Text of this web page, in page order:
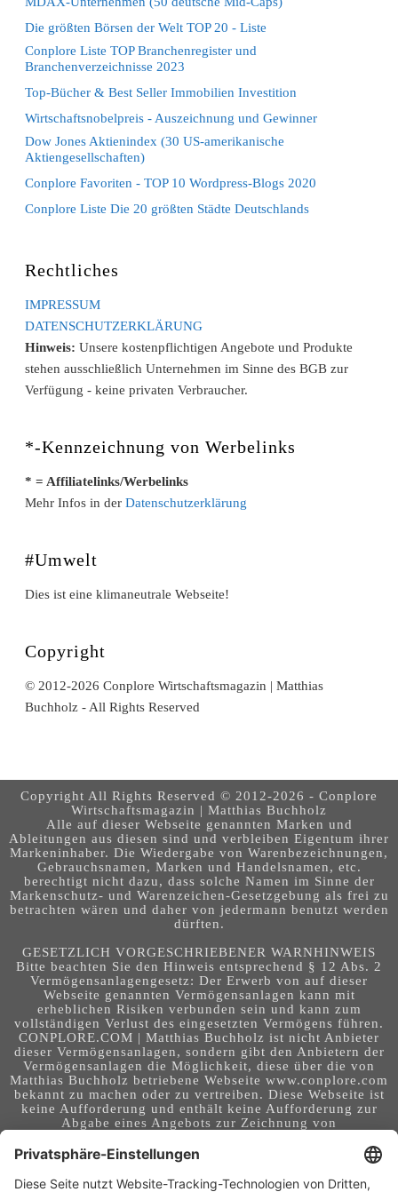
Die größten Börsen der Welt TOP 20 - Liste
Conplore Liste TOP Branchenregister und
Branchenverzeichnisse 2023
Top-Bücher & Best Seller Immobilien Investition
Wirtschaftsnobelpreis - Auszeichnung und Gewinner
Dow Jones Aktienindex (30 US-amerikanische
Aktiengesellschaften)
Conplore Favoriten - TOP 10 Wordpress-Blogs 2020
Conplore Liste Die 20 größten Städte Deutschlands
Rechtliches
IMPRESSUM
DATENSCHUTZERKLÄRUNG
Hinweis: Unsere kostenpflichtigen Angebote und Produkte
stehen ausschließlich Unternehmen im Sinne des BGB zur
Verfügung - keine privaten Verbraucher.
*-Kennzeichnung von Werbelinks
* = Affiliatelinks/Werbelinks
Mehr Infos in derDatenschutzerklärung
#Umwelt
Dies ist eine klimaneutrale Webseite!
Copyright
© 2012-2026 Conplore Wirtschaftsmagazin | Matthias
Buchholz - All Rights Reserved
Copyright All Rights Reserved © 2012-2026 - Conplore
Wirtschaftsmagazin | Matthias Buchholz
Alle auf dieser Webseite genannten Marken und
Ableitungen aus diesen sind und verbleiben Eigentum ihrer
Markeninhaber. Die Wiedergabe von Warenbezeichnungen,
Gebrauchsnamen, Marken und Handelsnamen, etc.
berechtigt nicht dazu, dass solche Namen im Sinne der
Markenschutz- und Warenzeichen-Gesetzgebung als frei zu
betrachten wären und daher von jedermann benutzt werden
dürften.
GESETZLICH VORGESCHRIEBENER WARNHINWEIS
Bitte beachten Sie den Hinweis entsprechend § 12 Abs. 2
Vermögensanlagengesetz: Der Erwerb von auf dieser
Webseite genannten Vermögensanlagen kann mit
erheblichen Risiken verbunden sein und kann zum
vollständigen Verlust des eingesetzten Vermögens führen.
CONPLORE.COM | Matthias Buchholz ist nicht Anbieter
dieser Vermögensanlagen, sondern gibt den Anbietern der
Vermögensanlagen die Möglichkeit, diese über die von
Matthias Buchholz betriebene Webseite www.conplore.com
bekannt zu machen oder zu vertreiben. Diese Webseite ist
keine Aufforderung und enthält keine Aufforderung zur
Abgabe eines Angebots zur Zeichnung von
über Vermögensanlagen. Die Webseite richtet sich an ein
internationales Publikum. Sie stellt keine Beratung,
Anlageberatung, Rechtsberatung, Steuerberatung,